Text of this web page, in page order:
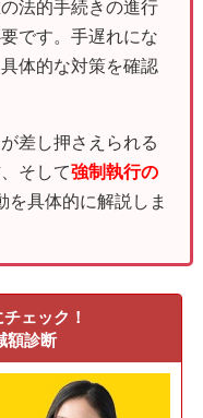
法的手続きの進行
です。手遅れにな
体的な対策を確認
差し押さえられる
そして強制執行の
を具体的に解説しま
ェック！
額診断